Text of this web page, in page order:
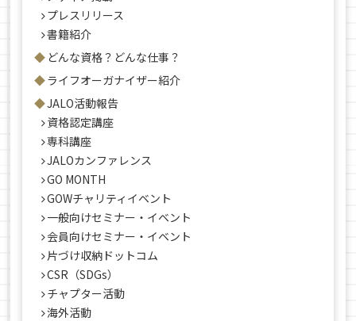
プレスリリース
書籍紹介
どんな資格？どんな仕事？
ライフオーガナイザー紹介
JALO活動報告
資格認定講座
専科講座
JALOカンファレンス
GO MONTH
GOWチャリティイベント
一般向けセミナー・イベント
会員向けセミナー・イベント
片づけ収納ドットコム
CSR（SDGs）
チャプター活動
海外活動